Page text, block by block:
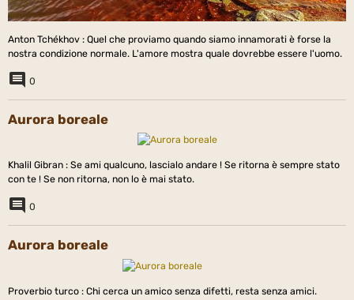
Anton Tchékhov : Quel che proviamo quando siamo innamorati è forse la
nostra condizione normale. L'amore mostra quale dovrebbe essere l'uomo.
0
Aurora boreale
Khalil Gibran : Se ami qualcuno, lascialo andare ! Se ritorna è sempre stato
con te ! Se non ritorna, non lo è mai stato.
0
Aurora boreale
Proverbio turco : Chi cerca un amico senza difetti, resta senza amici.